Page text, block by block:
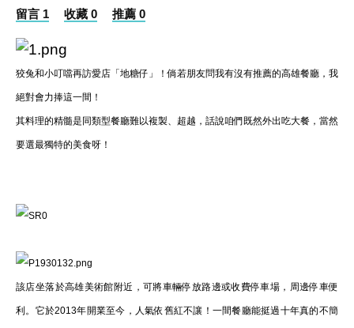
留言 1 收藏 0 推薦 0
狡兔和小叮噹再訪愛店「地糖仔」！倘若朋友問我有沒有推薦的高雄餐廳，我
絕對會力捧這一間！
其料理的精髓是同類型餐廳難以複製、超越，話說咱們既然外出吃大餐，當然
要選最獨特的美食呀！
該店坐落於高雄美術館附近，可將車輛停放路邊或收費停車場，周邊停車便
利。它於2013年開業至今，人氣依舊紅不讓！一間餐廳能挺過十年真的不簡